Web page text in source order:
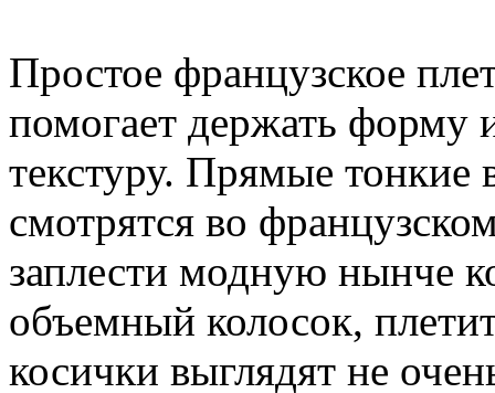
Простое французское
помогает держать форму
текстуру. Прямые
смотрятся во
заплести модную нынче
объемный колосок,
косички выглядят не